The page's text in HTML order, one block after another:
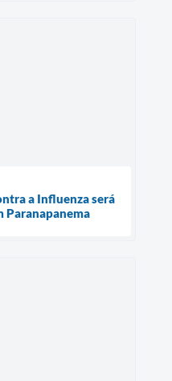
a Influenza será
Paranapanema